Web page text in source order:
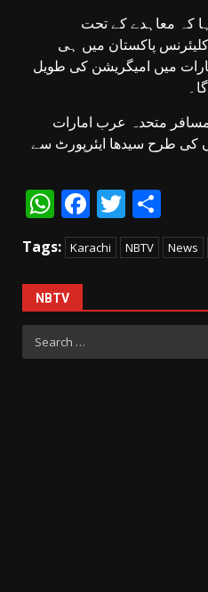
کہ معاہدے کے تحت
پاکستان میں ہی
میں امیگریشن کی طویل
مسافر متحدہ عرب امارات
کی طرح سیدھا ایئرپورٹ سے
WhatsApp
Facebook
Twitter
Tags: Karachi NBTV News
NBTV
Search
for: